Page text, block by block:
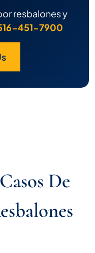
resbalones y
451-7900
De